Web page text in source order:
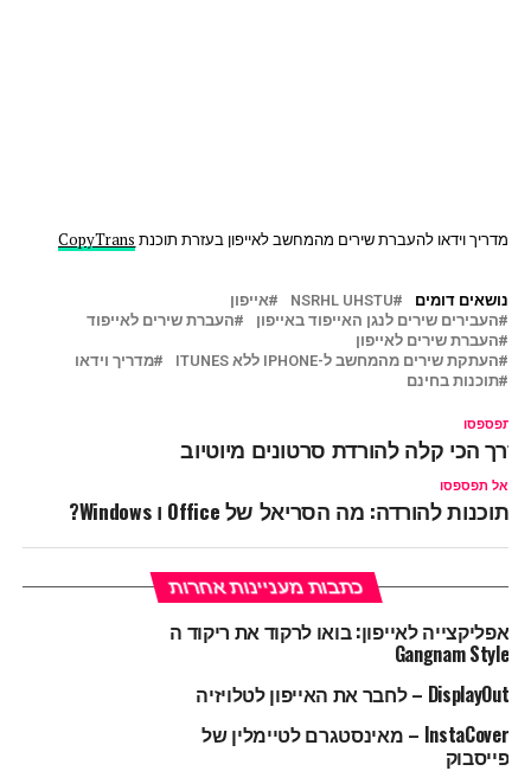
מדריך וידאו להעברת שירים מהמחשב לאייפון בעזרת תוכנת CopyTrans
נושאים דומים NSRHL UHSTU
אייפון
העבירים שירים לנגן האייפוד באייפון
העברת שירים לאייפוד
העברת שירים לאייפון
העתקת שירים מהמחשב ל-IPHONE ללא ITUNES‎
מדריך וידאו
תוכנות בחינם
תפספסו
הכי קלה להורדת סרטונים מיוטיוב
אל תפספסו
תוכנות להורדה: מה הסריאל של Office ו Windows?
כתבות מעניינות אחרות
אפליקצייה לאייפון: בואו לרקוד את ריקוד ה
Gangnam Style
DisplayOut – לחבר את האייפון לטלויזיה
InstaCover – מאינסטגרם לטיימלין של
פייסבוק